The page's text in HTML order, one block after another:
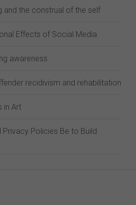
and the construal of the self
Effects of Social Media
awareness
recidivism and rehabilitation
in Art
Privacy Policies Be to Build